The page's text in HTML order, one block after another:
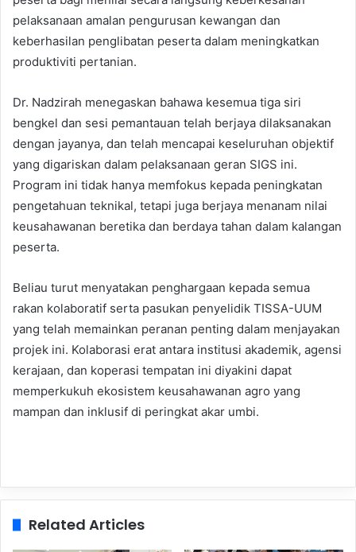
pelaksanaan amalan pengurusan kewangan dan
keberhasilan penglibatan peserta dalam meningkatkan
produktiviti pertanian.
Dr. Nadzirah menegaskan bahawa kesemua tiga siri
bengkel dan sesi pemantauan telah berjaya dilaksanakan
dengan jayanya, dan telah mencapai keseluruhan objektif
yang digariskan dalam pelaksanaan geran SIGS ini.
Program ini tidak hanya memfokus kepada peningkatan
pengetahuan teknikal, tetapi juga berjaya menanam nilai
keusahawanan beretika dan berdaya tahan dalam kalangan
peserta.
Beliau turut menyatakan penghargaan kepada semua
rakan kolaboratif serta pasukan penyelidik TISSA-UUM
yang telah memainkan peranan penting dalam menjayakan
projek ini. Kolaborasi erat antara institusi akademik, agensi
kerajaan, dan koperasi tempatan ini diyakini dapat
memperkukuh ekosistem keusahawanan agro yang
mampan dan inklusif di peringkat akar umbi.
Related Articles